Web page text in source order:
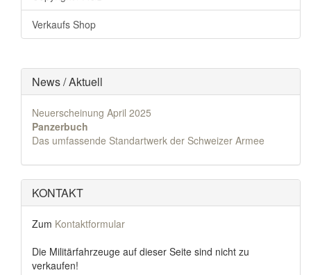
Verkaufs Shop
News / Aktuell
Neuerscheinung April 2025
Panzerbuch
Das umfassende Standartwerk der Schweizer Armee
KONTAKT
Zum Kontaktformular
Die Militärfahrzeuge auf dieser Seite sind nicht zu
verkaufen!